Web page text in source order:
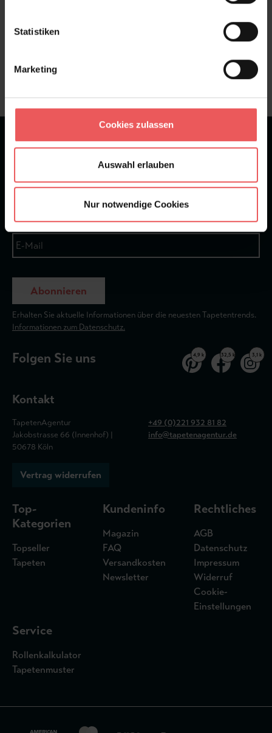
Statistiken
Marketing
Cookies zulassen
Auswahl erlauben
Nur notwendige Cookies
+49 (0)221 932 81 82
★★★★★Bei 1245 Bewertungen
Abonnieren
Erhalten Sie aktuelle Informationen über die neuesten Tapetentrends.
Informationen zum Datenschutz.
Folgen Sie uns 4,9 k 32,5 k 3,1 k
Kontakt
TapetenAgentur
Jakobstrasse 66 (Innenhof) |
50678 Köln
+49 (0)221 932 81 82
info@tapetenagentur.de
Vertrag widerrufen
Top-
Kategorien
Topseller
Tapeten
Kundeninfo
Magazin
FAQ
Versandkosten
Newsletter
Rechtliches
AGB
Datenschutz
Impressum
Widerruf
Cookie-
Einstellungen
Service
Rollenkalkulator
Tapetenmuster